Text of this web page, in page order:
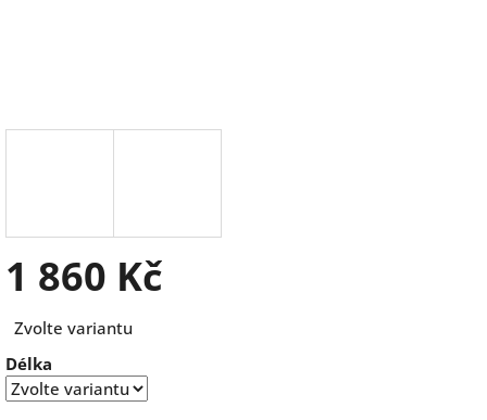
1 860 Kč
cena:
Zvolte variantu
Délka